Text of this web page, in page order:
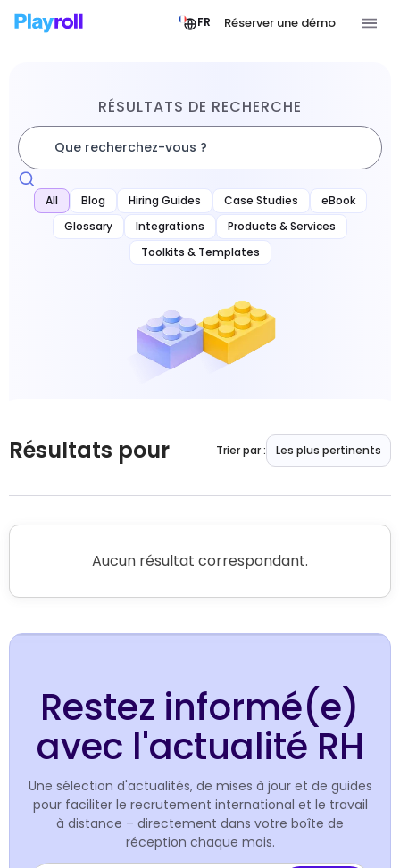
FR Réserver une démo
RÉSULTATS DE RECHERCHE
All Blog Hiring Guides Case Studies
eBook
Glossary
Integrations
Products & Services
Toolkits & Templates
Résultats pour Trier par : Les plus pertinents
Aucun résultat correspondant.
Restez informé(e)
avec l'actualité RH
Une sélection d'actualités, de mises à jour et de guides
pour faciliter le recrutement international et le travail
à distance – directement dans votre boîte de
réception chaque mois.